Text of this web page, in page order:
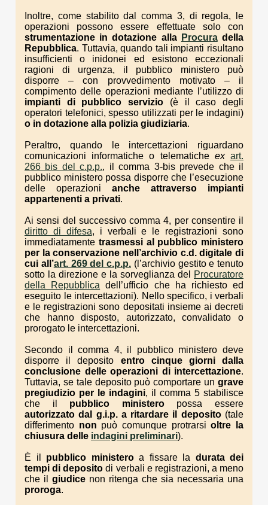
Inoltre, come stabilito dal comma 3, di regola, le
operazioni possono essere effettuate solo con
strumentazione in dotazione alla Procuradella
Repubblica. Tuttavia, quando tali impianti risultano
insufficienti o inidonei ed esistono eccezionali
ragioni di urgenza, il pubblico ministero può
disporre – con provvedimento motivato – il
compimento delle operazioni mediante l’utilizzo di
impianti di pubblico servizio (è il caso degli
operatori telefonici, spesso utilizzati per le indagini)
o in dotazione alla polizia giudiziaria.
Peraltro, quando le intercettazioni riguardano
comunicazioni informatiche o telematiche ex art.
266 bis del c.p.p., il comma 3-bis prevede che il
pubblico ministero possa disporre che l’esecuzione
delle operazioni anche attraverso
impianti
appartenenti a privati.
Ai sensi del successivo comma 4, per consentire il
diritto di difesa, i verbali e le registrazioni sono
immediatamente trasmessi al pubblico ministero
per la conservazione nell’archivio c.d. digitale di
cui all’art. 269 del c.p.p. (l’archivio gestito e tenuto
sotto la direzione e la sorveglianza del
Procuratore
della Repubblica dell’ufficio che ha richiesto ed
eseguito le intercettazioni). Nello specifico, i verbali
e le registrazioni sono depositati insieme ai decreti
che hanno disposto, autorizzato, convalidato o
prorogato le intercettazioni.
Secondo il comma 4, il pubblico ministero deve
disporre il deposito entro cinque giorni dalla
conclusione delle operazioni di intercettazione.
Tuttavia, se tale deposito può comportare un grave
pregiudizio per le indagini, il comma 5 stabilisce
che il pubblico ministeropossa essere
autorizzato dal g.i.p. a ritardare il deposito (tale
differimento non può comunque protrarsioltre la
chiusura delle indagini preliminari).
È il pubblico ministeroa fissare la durata dei
tempi di deposito di verbali e registrazioni, a meno
che il giudice non ritenga che sia necessaria una
proroga.